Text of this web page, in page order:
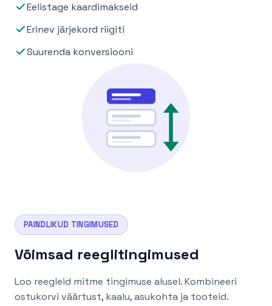
Eelistage kaardimakseid
Erinev järjekord riigiti
Suurenda konversiooni
PAINDLIKUD TINGIMUSED
Võimsad reeglitingimused
Loo reegleid mitme tingimuse alusel. Kombineeri
ostukorvi väärtust, kaalu, asukohta ja tooteid.